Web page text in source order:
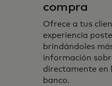
compra
Ofrece a tus
experiencia
brindándoles
información
directamente en
banco.